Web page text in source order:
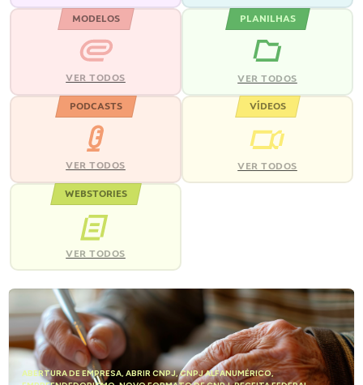
MODELOS
VER TODOS
PLANILHAS
VER TODOS
PODCASTS
VER TODOS
VÍDEOS
VER TODOS
WEBSTORIES
VER TODOS
ABERTURA DE EMPRESA, ABRIR CNPJ,CNPJ ALFANUMÉRICO,